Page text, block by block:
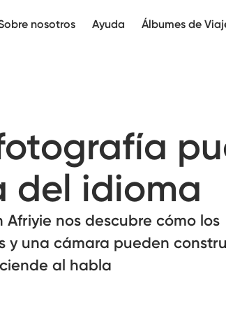
nosotros Ayuda Álbumes de
del idioma
Afriyie nos descubre cómo los
y una cámara pueden
al habla